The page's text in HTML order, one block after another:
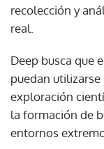
recolección y
real.
Deep busca que
puedan
exploración
la formación de
entornos